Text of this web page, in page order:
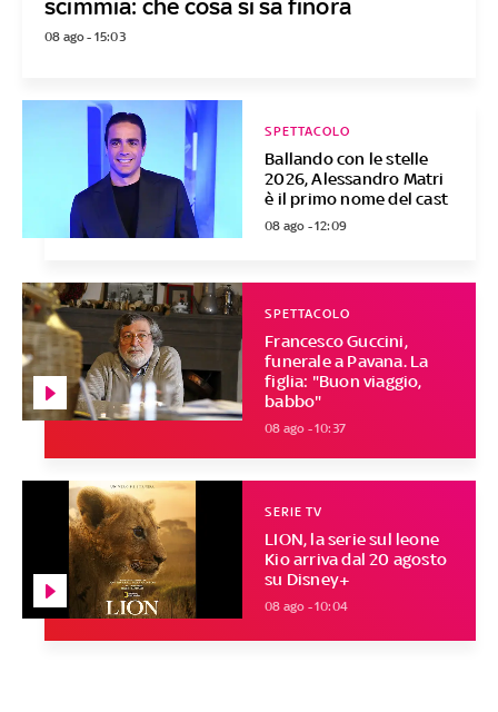
scimmia: che cosa si sa finora
08 ago - 15:03
Ballando con le stelle
2026, Alessandro Matri
è il primo nome del cast
SPETTACOLO
08 ago - 12:09
Francesco Guccini,
funerale a Pavana. La
figlia: "Buon viaggio,
babbo"
SPETTACOLO
08 ago - 10:37
LION, la serie sul leone
Kio arriva dal 20 agosto
su Disney+
SERIE TV
08 ago - 10:04